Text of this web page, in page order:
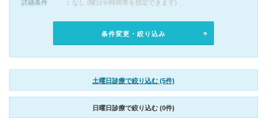
詳細条件
なし (曜日や時間帯を指定できます)
条件変更・絞り込み
土曜日診療で絞り込む (5件)
日曜日診療で絞り込む (0件)